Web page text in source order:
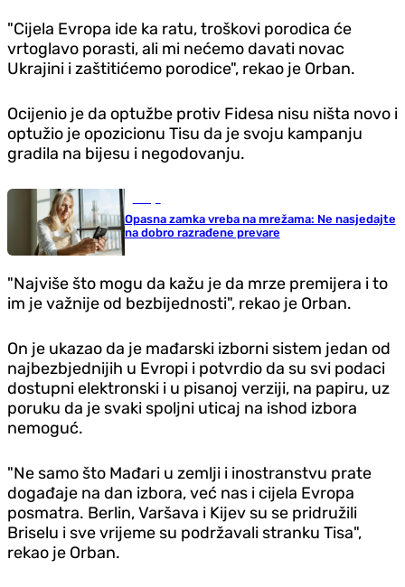
"Cijela Evropa ide ka ratu, troškovi porodica će
vrtoglavo porasti, ali mi nećemo davati novac
Ukrajini i zaštitićemo porodice", rekao je Orban.
Ocijenio je da optužbe protiv Fidesa nisu ništa novo i
optužio je opozicionu Tisu da je svoju kampanju
gradila na bijesu i negodovanju.
Opasna zamka vreba na mrežama: Ne nasjedajte
na dobro razrađene prevare
"Najviše što mogu da kažu je da mrze premijera i to
im je važnije od bezbijednosti", rekao je Orban.
On je ukazao da je mađarski izborni sistem jedan od
najbezbjednijih u Evropi i potvrdio da su svi podaci
dostupni elektronski i u pisanoj verziji, na papiru, uz
poruku da je svaki spoljni uticaj na ishod izbora
nemoguć.
"Ne samo što Mađari u zemlji i inostranstvu prate
događaje na dan izbora, već nas i cijela Evropa
posmatra. Berlin, Varšava i Kijev su se pridružili
Briselu i sve vrijeme su podržavali stranku Tisa",
rekao je Orban.